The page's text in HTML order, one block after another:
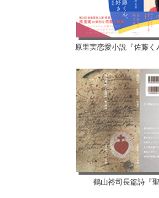
原里実恋愛小説『佐藤く
鶴山裕司長篇詩『聖